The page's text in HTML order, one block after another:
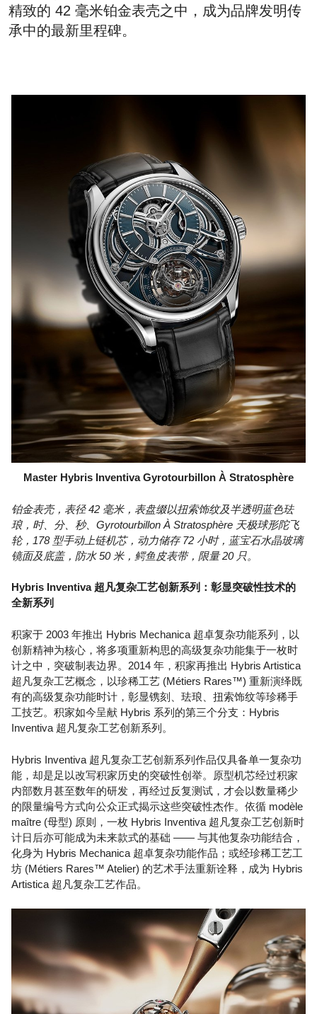
精致的 42 毫米铂金表壳之中，成为品牌发明传
承中的最新里程碑。
Master Hybris Inventiva Gyrotourbillon À Stratosphère
铂金表壳，表径 42 毫米，表盘缀以扭索饰纹及半透明蓝色珐
琅，时、分、秒、Gyrotourbillon À Stratosphère 天极球形陀飞
轮，178 型手动上链机芯，动力储存 72 小时，蓝宝石水晶玻璃
镜面及底盖，防水 50 米，鳄鱼皮表带，限量 20 只。
Hybris Inventiva 超凡复杂工艺创新系列：彰显突破性技术的
全新系列
积家于 2003 年推出 Hybris Mechanica 超卓复杂功能系列，以
创新精神为核心，将多项重新构思的高级复杂功能集于一枚时
计之中，突破制表边界。2014 年，积家再推出 Hybris Artistica
超凡复杂工艺概念，以珍稀工艺 (Métiers Rares™) 重新演绎既
有的高级复杂功能时计，彰显镌刻、珐琅、扭索饰纹等珍稀手
工技艺。积家如今呈献 Hybris 系列的第三个分支：Hybris
Inventiva 超凡复杂工艺创新系列。
Hybris Inventiva 超凡复杂工艺创新系列作品仅具备单一复杂功
能，却是足以改写积家历史的突破性创举。原型机芯经过积家
内部数月甚至数年的研发，再经过反复测试，才会以数量稀少
的限量编号方式向公众正式揭示这些突破性杰作。依循 modèle
maître (母型) 原则，一枚 Hybris Inventiva 超凡复杂工艺创新时
计日后亦可能成为未来款式的基础 —— 与其他复杂功能结合，
化身为 Hybris Mechanica 超卓复杂功能作品；或经珍稀工艺工
坊 (Métiers Rares™ Atelier) 的艺术手法重新诠释，成为 Hybris
Artistica 超凡复杂工艺作品。